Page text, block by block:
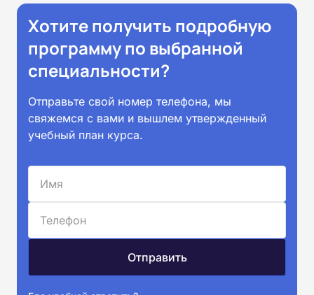
Хотите получить подробную
программу по выбранной
специальности?
Отправьте свой номер телефона, мы
свяжемся с вами и вышлем утвержденный
учебный план курса.